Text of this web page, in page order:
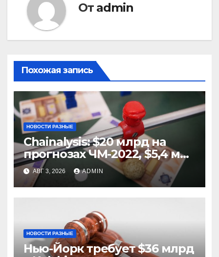
От admin
Похожая запись
НОВОСТИ РАЗНЫЕ
Chainalysis: $20 млрд на
прогнозах ЧМ-2022, $5,4 млн
из них незаконные
АВГ 3, 2026 ADMIN
НОВОСТИ РАЗНЫЕ
Нью-Йорк требует $36 млрд